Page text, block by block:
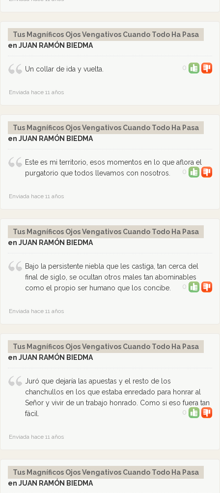
Tus Magníficos Ojos Vengativos Cuando Todo Ha Pasa
en JUAN RAMÓN BIEDMA
Un collar de ida y vuelta. 0
Enviada hace 11 años
Tus Magníficos Ojos Vengativos Cuando Todo Ha Pasa
en JUAN RAMÓN BIEDMA
Este es mi territorio, esos momentos en lo que aflora el
purgatorio que todos llevamos con nosotros.
0
Enviada hace 11 años
Tus Magníficos Ojos Vengativos Cuando Todo Ha Pasa
en JUAN RAMÓN BIEDMA
Bajo la persistente niebla que les castiga, tan cerca del
final de siglo, se ocultan otros males tan abominables
como el propio ser humano que los concibe.
0
Enviada hace 11 años
Tus Magníficos Ojos Vengativos Cuando Todo Ha Pasa
en JUAN RAMÓN BIEDMA
Juró que dejaría las apuestas y el resto de los
chanchullos en los que estaba enredado para honrar al
Señor y vivir de un trabajo honrado. Como si eso fuera tan
fácil.
0
Enviada hace 11 años
Tus Magníficos Ojos Vengativos Cuando Todo Ha Pasa
en JUAN RAMÓN BIEDMA